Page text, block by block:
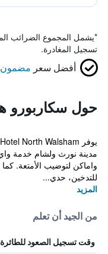
*يشمل المجموع الضرائب
تسجيل المغادرة.
أفضل سعر مضمون
حول سكاربورو
مدينة نورث ولشام خدمة
واماكن لتوضيب الأمتعة.
للتدخين، حدي...
المزيد
من الجيد أن تعلم
وقت تسجيل الصعود للطائرة